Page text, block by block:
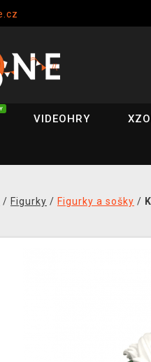
VIDEOHRY
/ Figurky / Figurky a sošky /